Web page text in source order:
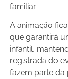
familiar.
A animação
que garantirá
infantil,
registrada do
fazem parte